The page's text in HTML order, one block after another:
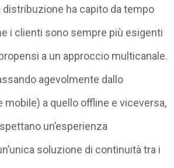
distribuzione ha capito da tempo
i clienti sono sempre più esigenti
a un approccio multicanale.
agevolmente dallo
mobile) a quello offline e viceversa,
un’esperienza
soluzione di continuità tra i